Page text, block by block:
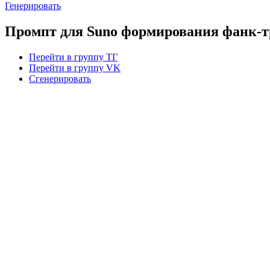
Генерировать
Промпт для Suno формирования фанк-
Перейти в группу ТГ
Перейти в группу VK
Сгенерировать